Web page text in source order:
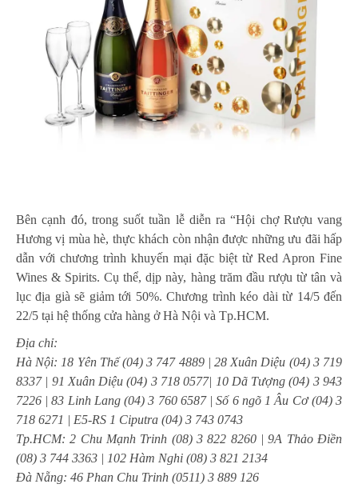
Bên cạnh đó, trong suốt tuần lễ diễn ra “Hội chợ Rượu vang
Hương vị mùa hè, thực khách còn nhận được những ưu đãi hấp
dẫn với chương trình khuyến mại đặc biệt từ Red Apron Fine
Wines & Spirits. Cụ thể, dịp này, hàng trăm đầu rượu từ tân và
lục địa già sẽ giảm tới 50%. Chương trình kéo dài từ 14/5 đến
22/5 tại hệ thống cửa hàng ở Hà Nội và Tp.HCM.
Địa chỉ:
Hà Nội: 18 Yên Thế (04) 3 747 4889 | 28 Xuân Diệu (04) 3 719
8337 | 91 Xuân Diệu (04) 3 718 0577| 10 Dã Tượng (04) 3 943
7226 | 83 Linh Lang (04) 3 760 6587 | Số 6 ngõ 1 Âu Cơ (04) 3
718 6271 | E5-RS 1 Ciputra (04) 3 743 0743
Tp.HCM: 2 Chu Mạnh Trinh (08) 3 822 8260 | 9A Thảo Điền
(08) 3 744 3363 | 102 Hàm Nghi (08) 3 821 2134
Đà Nẵng: 46 Phan Chu Trinh (0511) 3 889 126